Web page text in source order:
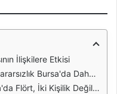
İlişkilere Etkisi
Bursa'da Daha Çok Yıpratır
Flört, İki Kişilik Değildir